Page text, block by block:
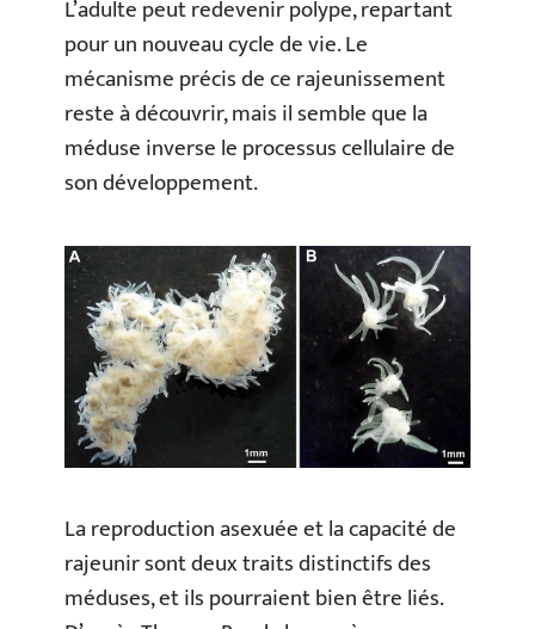
L’adulte peut redevenir polype, repartant
pour un nouveau cycle de vie. Le
mécanisme précis de ce rajeunissement
reste à découvrir, mais il semble que la
méduse inverse le processus cellulaire de
son développement.
La reproduction asexuée et la capacité de
rajeunir sont deux traits distinctifs des
méduses, et ils pourraient bien être liés.